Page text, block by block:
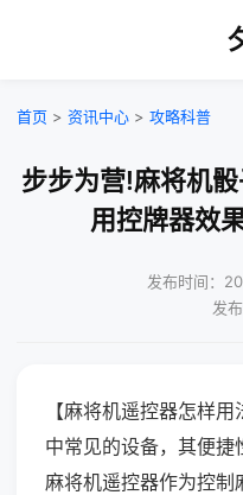
首页 > 资讯中心 > 攻略科普
步步为营!麻将机
用控牌器效
发布时间：
发
【麻将机遥控器怎样
中常见的设备，其便
麻将机遥控器作为控制